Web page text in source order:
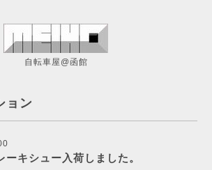
自転車屋@函館
ョン
キシュー入荷しました。